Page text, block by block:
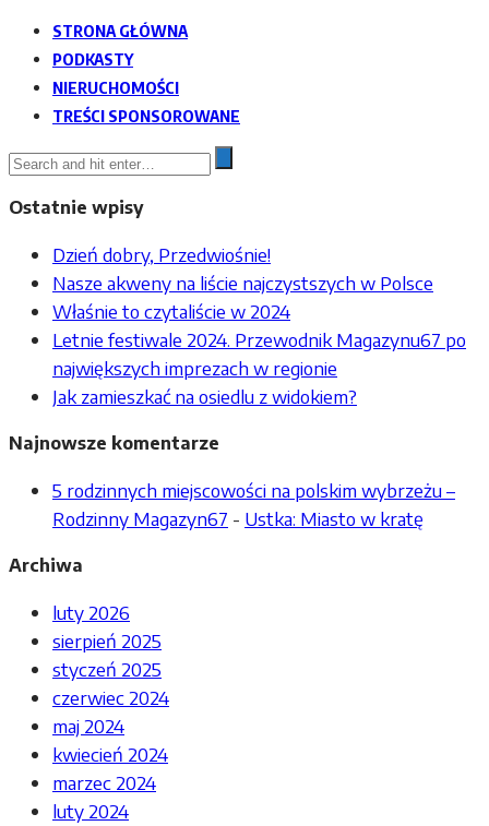
STRONA GŁÓWNA
PODKASTY
NIERUCHOMOŚCI
TREŚCI SPONSOROWANE
Ostatnie wpisy
Dzień dobry, Przedwiośnie!
Nasze akweny na liście najczystszych w Polsce
Właśnie to czytaliście w 2024
Letnie festiwale 2024. Przewodnik Magazynu67 po
największych imprezach w regionie
Jak zamieszkać na osiedlu z widokiem?
Najnowsze komentarze
5 rodzinnych miejscowości na polskim wybrzeżu –
Rodzinny Magazyn67 - Ustka: Miasto w kratę
Archiwa
luty 2026
sierpień 2025
styczeń 2025
czerwiec 2024
maj 2024
kwiecień 2024
marzec 2024
luty 2024